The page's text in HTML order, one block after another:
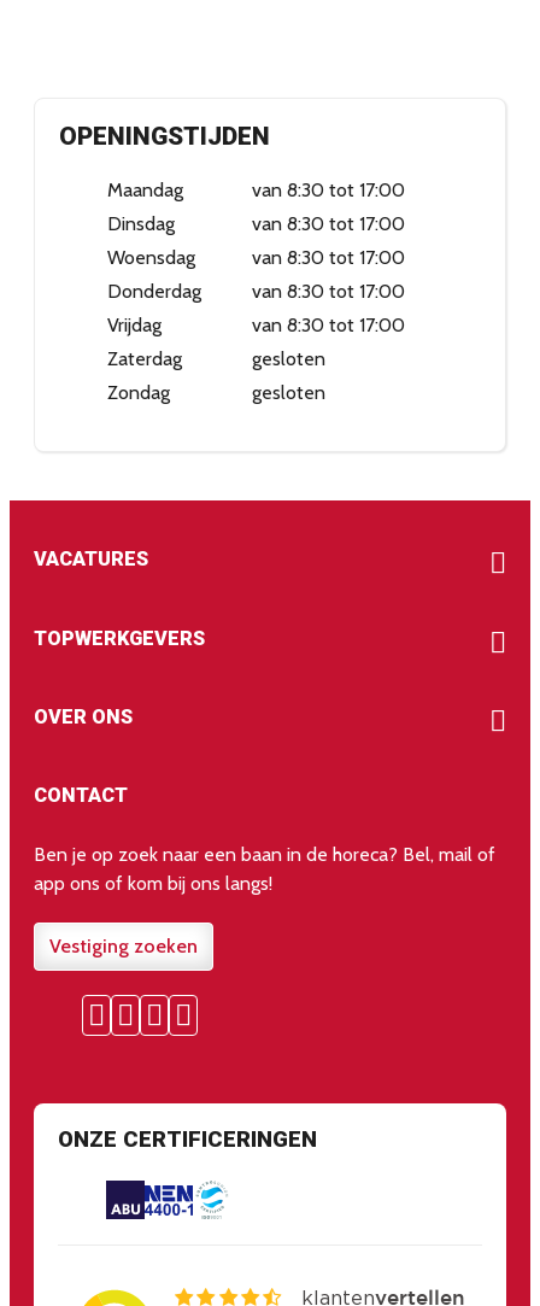
OPENINGSTIJDEN
Maandag
van 8:30 tot 17:00
Dinsdag
van 8:30 tot 17:00
Woensdag
van 8:30 tot 17:00
Donderdag
van 8:30 tot 17:00
Vrijdag
van 8:30 tot 17:00
Zaterdag
gesloten
Zondag
gesloten
VACATURES
TOPWERKGEVERS
OVER ONS
CONTACT
Ben je op zoek naar een baan in de horeca? Bel, mail of
app ons of kom bij ons langs!
Vestiging zoeken
ONZE CERTIFICERINGEN